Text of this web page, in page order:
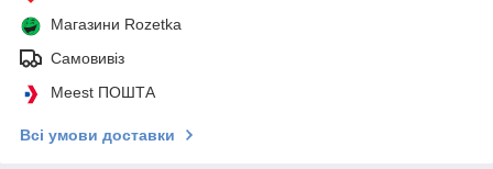
Магазини Rozetka
Самовивіз
Meest ПОШТА
Всі умови доставки